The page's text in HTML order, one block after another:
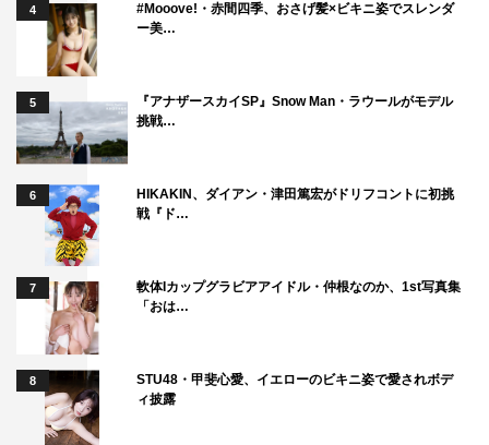
4
#Mooove!・赤間四季、おさげ髪×ビキニ姿でスレンダ
ー美…
5
『アナザースカイSP』Snow Man・ラウールがモデル
挑戦…
6
HIKAKIN、ダイアン・津田篤宏がドリフコントに初挑
戦『ド…
7
軟体Iカップグラビアアイドル・仲根なのか、1st写真集
「おは…
8
STU48・甲斐心愛、イエローのビキニ姿で愛されボデ
ィ披露